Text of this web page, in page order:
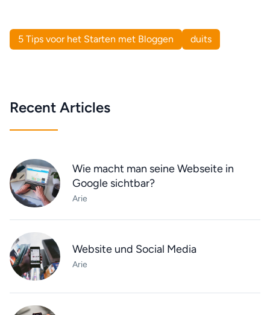
5 Tips voor het Starten met Bloggen duits
Recent Articles
Wie macht man seine Webseite in
Google sichtbar?
Arie
Website und Social Media
Arie